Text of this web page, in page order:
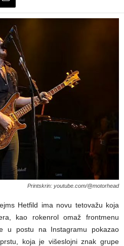
Printskrin: youtube.com/@motorhead
Hetfild ima novu tetovažu koja
kao rokenrol omaž frontmenu
u postu na Instagramu pokazao
koja je višeslojni znak grupe